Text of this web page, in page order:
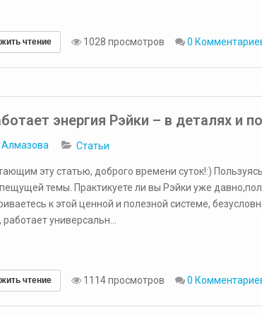
чтение 1028 просмотров 0
энергия Рэйки – в деталях и
Статьи
эту статью, доброго времени суток!:)
темы. Практикуете ли вы Рэйки уже
к этой ценной и полезной системе,
универсальн...
чтение 1114 просмотров 0